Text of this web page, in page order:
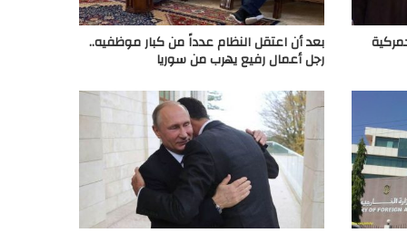
بعد أن اعتقل النظام عدداً من كبار موظفيه..
رجل أعمال رفيع يهرب من سوريا